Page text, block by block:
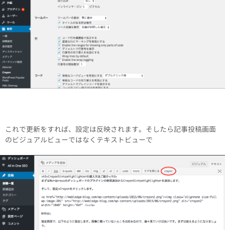
これで更新をすれば、設定は反映されます。そしたら記事投稿画面
のビジュアルビューではなくテキストビューで